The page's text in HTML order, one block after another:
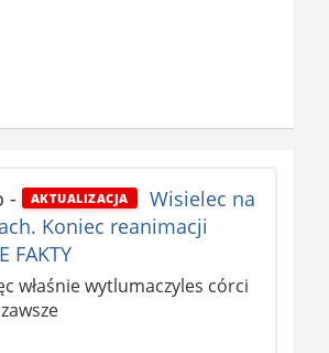
- AKTUALIZACJA
Wisielec na
Koniec reanimacji
FAKTY
właśnie wytlumaczyles córci